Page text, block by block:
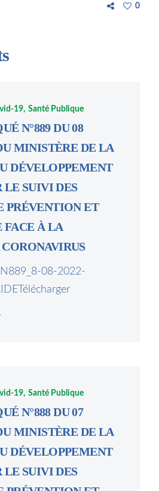
0
19 Santé Publique
N°889 DU 08
MINISTÈRE DE LA
DÉVELOPPEMENT
LE SUIVI DES
PRÉVENTION ET
FACE À LA
08-2022-
19 Santé Publique
N°888 DU 07
MINISTÈRE DE LA
DÉVELOPPEMENT
LE SUIVI DES